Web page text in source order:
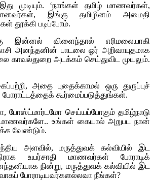
முடியும். ‘நாங்கள் தமிழ் மாணவர்கள்,
இங்கு தமிழினம் அமைதி
தூக்கி படிப்போம்.
இன்னல் விளைந்தால் எரிமலையாகி
அனந்தனின் பாடலை ஓர் அறிவாயுதமாக
காவல்துறை அடக்கம் செய்துவிட முயலும்.
அதை புதைக்காமல் ஒரு துருப்புச்
போராட்டத்தைக் கூர்மைப்படுத்துங்கள்.
போஸ்ட்மார்டமோ செய்யப்போகும் தமிழ்நாடு
மாணவர்களே.. உங்கள் கையால் அறுபட நான்
வேண்டும்.
அளவில், மருத்துவக் கல்வியில் இட
உயர்சாதி மாணவர்கள் போராடிக்
நின்று, மருத்துவக் கல்வியில் இட
போராடியவர்களல்லவா நீங்கள்?